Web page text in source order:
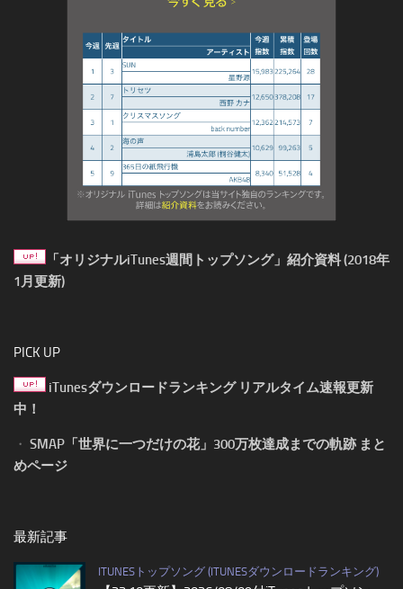
「オリジナルiTunes週間トップソング」紹介資料 (2018年
1月更新)
PICK UP
iTunesダウンロードランキング リアルタイム速報更新
中！
・ SMAP「世界に一つだけの花」300万枚達成までの軌跡 まと
めページ
最新記事
ITUNESトップソング (ITUNESダウンロードランキング)